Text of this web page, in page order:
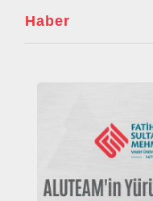
Haber